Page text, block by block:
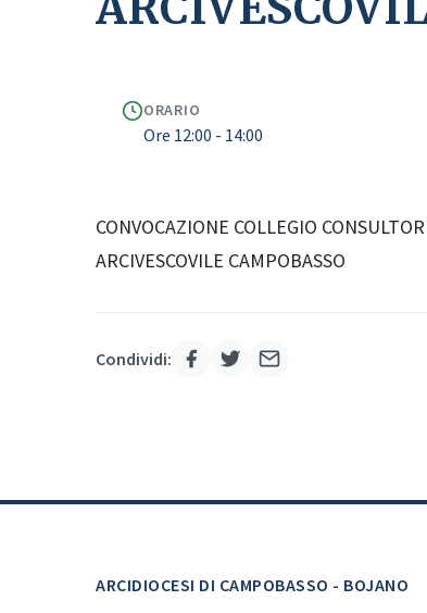
ORARIO
Ore 12:00 - 14:00
CONVOCAZIONE COLLEGIO
ARCIVESCOVILE CAMPOBASSO
Condividi:
ARCIDIOCESI DI CAMPOBASSO - BOJANO